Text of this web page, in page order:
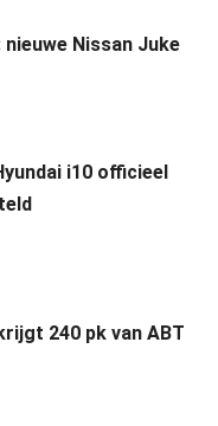
nieuwe Nissan Juke
i10 officieel
240 pk van ABT